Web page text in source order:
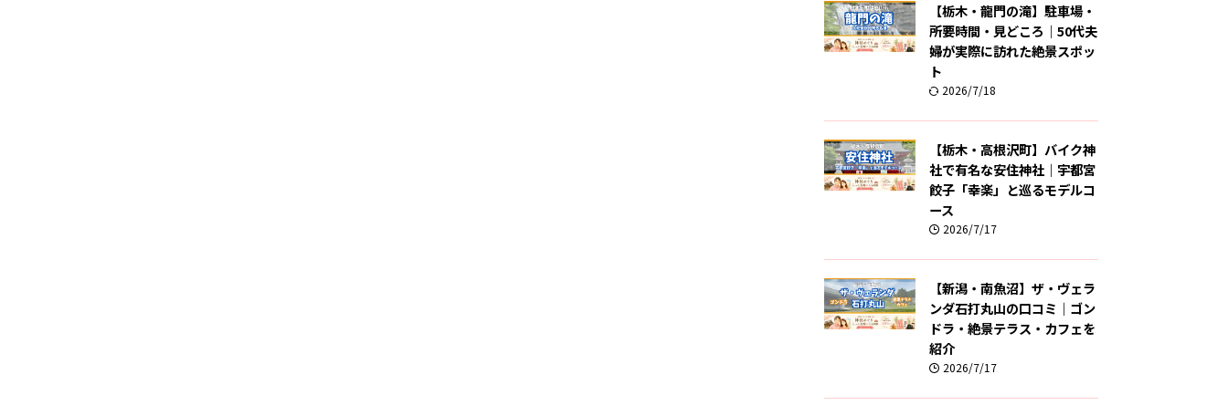
【栃木・龍門の滝】駐車場・
所要時間・見どころ｜50代夫
婦が実際に訪れた絶景スポッ
ト
2026/7/18
【栃木・高根沢町】バイク神
社で有名な安住神社｜宇都宮
餃子「幸楽」と巡るモデルコ
ース
2026/7/17
【新潟・南魚沼】ザ・ヴェラ
ンダ石打丸山の口コミ｜ゴン
ドラ・絶景テラス・カフェを
紹介
2026/7/17